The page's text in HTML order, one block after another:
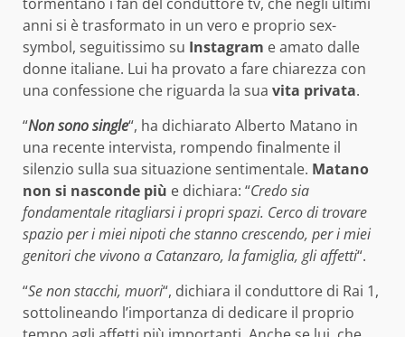
anni si è trasformato in un vero e proprio sex-
symbol, seguitissimo su Instagram e amato dalle
donne italiane. Lui ha provato a fare chiarezza con
una confessione che riguarda la sua vita privata.
“Non sono single“, ha dichiarato Alberto Matano in
una recente intervista, rompendo finalmente il
silenzio sulla sua situazione sentimentale. Matano
non si nasconde più e dichiara: “Credo sia
fondamentale ritagliarsi i propri spazi. Cerco di trovare
spazio per i miei nipoti che stanno crescendo, per i miei
genitori che vivono a Catanzaro, la famiglia, gli affetti“.
“Se non stacchi, muori“, dichiara il conduttore di Rai 1,
sottolineando l’importanza di dedicare il proprio